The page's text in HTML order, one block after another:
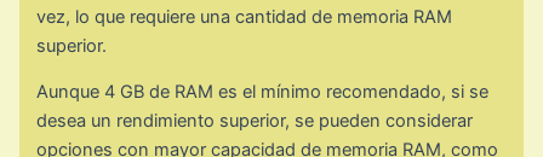
vez, lo que requiere una cantidad de memoria RAM
superior.
Aunque 4 GB de RAM es el mínimo recomendado, si se
desea un rendimiento superior, se pueden considerar
opciones con mayor capacidad de memoria RAM, como